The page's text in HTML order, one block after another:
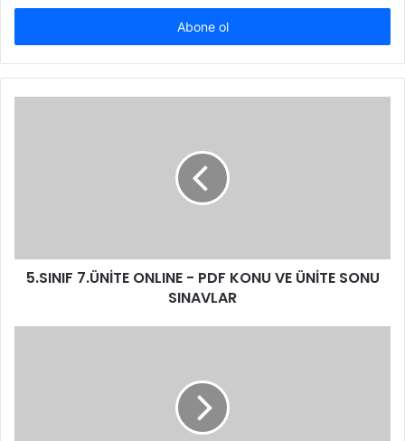
adresinizi
5.SINIF 7.ÜNİTE ONLINE - PDF KONU VE ÜNİTE SONU
SINAVLAR